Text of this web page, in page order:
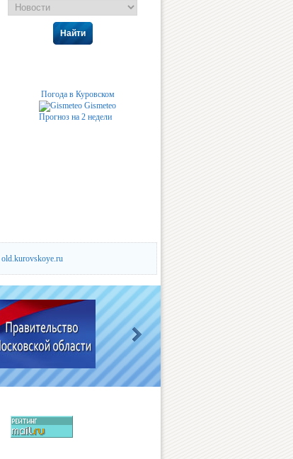
Найти
Погода в Куровском
Gismeteo
Прогноз на 2 недели
old.kurovskoye.ru